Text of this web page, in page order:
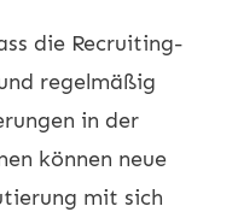
die Recruiting-
regelmäßig
in der
können neue
mit sich